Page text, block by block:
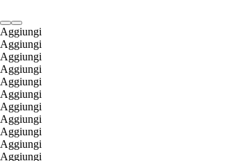
Aggiungi
Aggiungi
Aggiungi
Aggiungi
Aggiungi
Aggiungi
Aggiungi
Aggiungi
Aggiungi
Aggiungi
Aggiungi